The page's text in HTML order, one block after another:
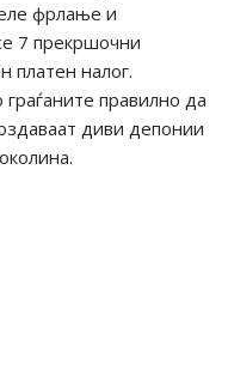
фрлање и
7 прекршочни
платен налог.
правилно да
диви депонии